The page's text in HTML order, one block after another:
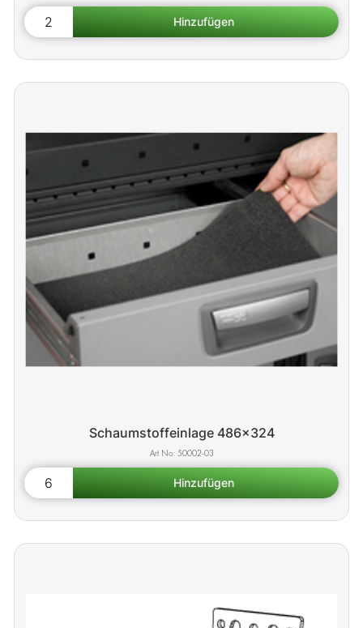
Schaumstoffeinlage 486x324
50002-03